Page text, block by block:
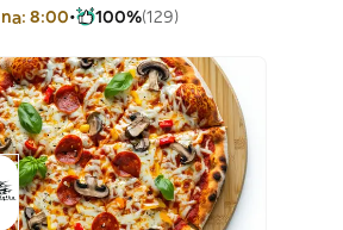
8:00 100%(129)